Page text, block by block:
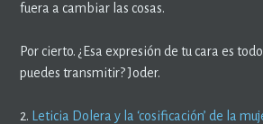
fuera a cambiar las cosas.
Por cierto. ¿Esa expresión de tu cara es
puedes transmitir? Joder.
2. Leticia Dolera y la ‘cosificación’ de la